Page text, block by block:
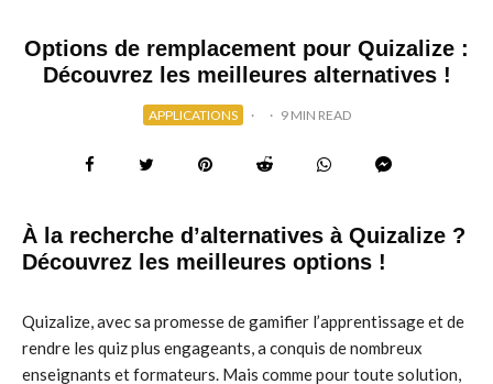
Options de remplacement pour Quizalize :
Découvrez les meilleures alternatives !
APPLICATIONS · · 9 MIN READ
À la recherche d’alternatives à Quizalize ?
Découvrez les meilleures options !
Quizalize, avec sa promesse de gamifier l’apprentissage et de
rendre les quiz plus engageants, a conquis de nombreux
enseignants et formateurs. Mais comme pour toute solution,